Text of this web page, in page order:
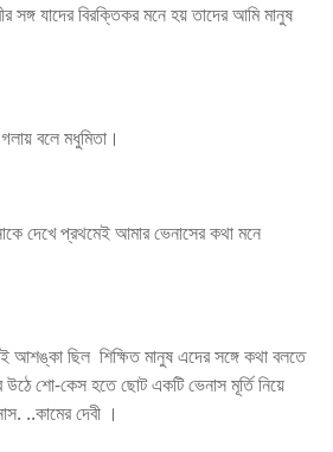
সঙ্গ যাদের বিরক্তিকর মনে হয় তাদের আমি মানুষ
বলে মধুমিতা।
দেখে প্রথমেই আমার ভেনাসের কথা মনে
আশঙ্কা ছিল শিক্ষিত মানুষ এদের সঙ্গে কথা বলতে
শো-কেস হতে ছোট একটি ভেনাস মূর্তি নিয়ে
..কামের দেবী ।